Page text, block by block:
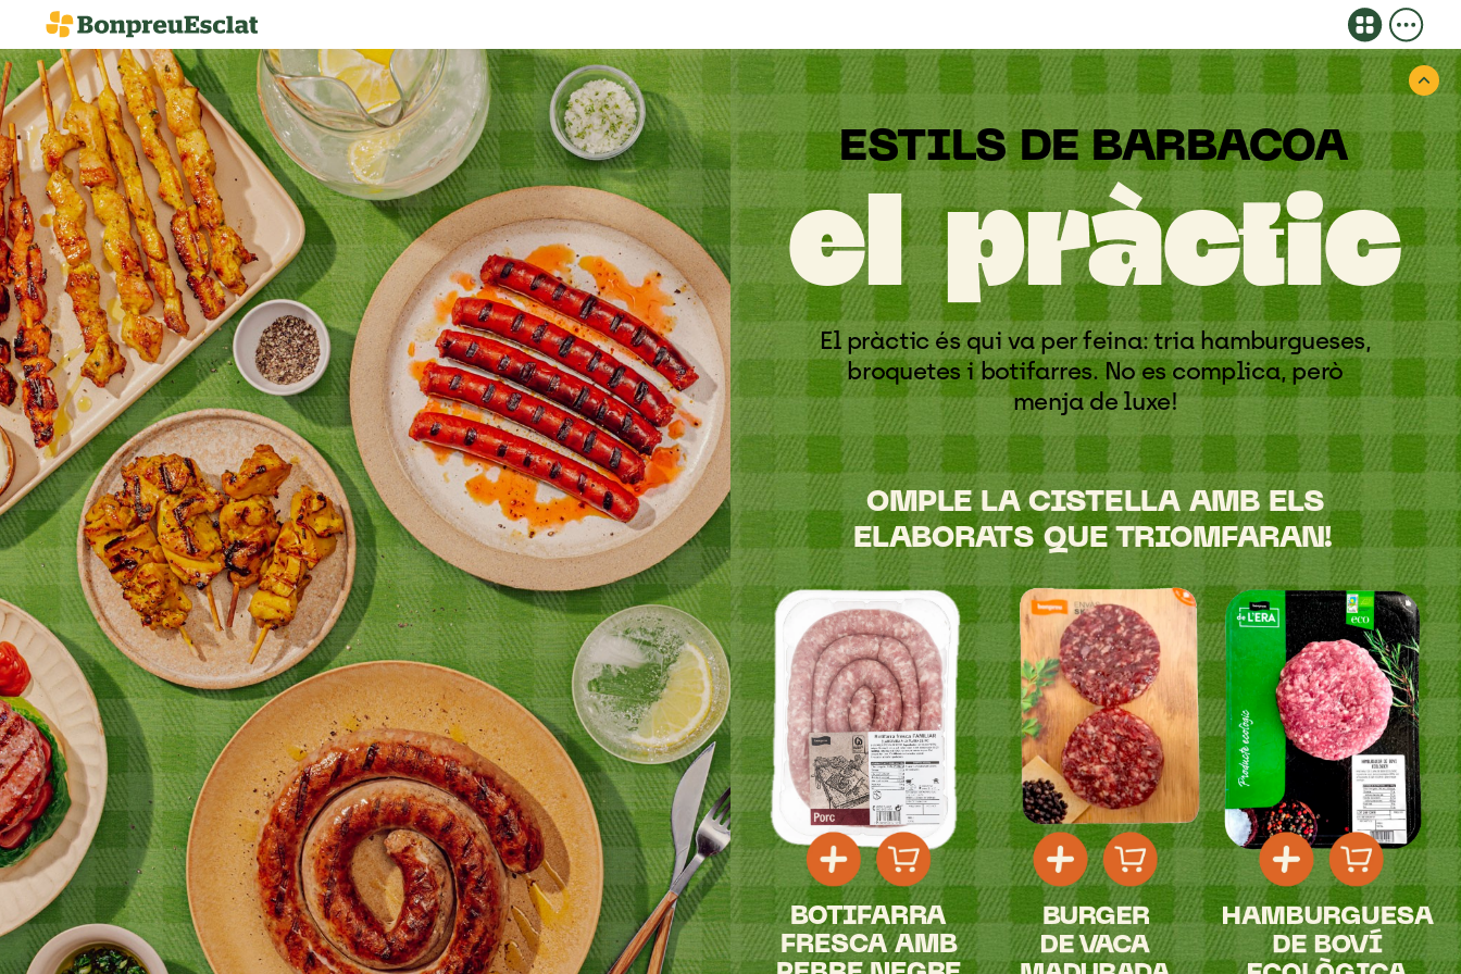
el pràctic
El pràctic és qui vaperfeina:tria hamburgueses,
broquetes i botifarres. No es complica, però
menjadeluxe!
ESTILS DE BARBACOA
BOTIFARRA
FRESCA AMB
BURGER
DE VACA
HAMBURGUESA
DE BOVÍ
OMPLE LA CISTELLA AMB ELS
ELABORATS QUE TRIOMFARAN!